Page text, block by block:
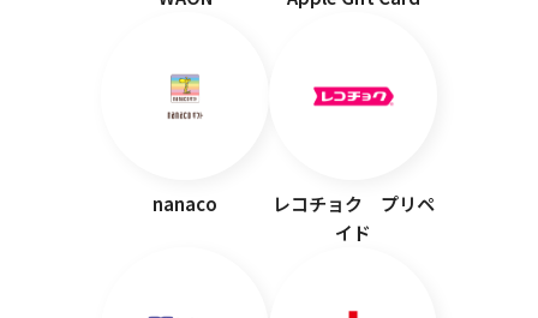
nanaco
レコチョク プリペ
イド